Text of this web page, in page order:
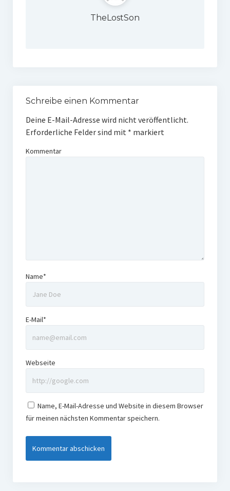
TheLostSon
Schreibe einen Kommentar
Deine E-Mail-Adresse wird nicht veröffentlicht.
Erforderliche Felder sind mit * markiert
Kommentar
Name*
E-Mail*
Webseite
Name, E-Mail-Adresse und Website in diesem Browser
für meinen nächsten Kommentar speichern.